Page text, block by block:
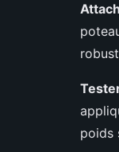
poids